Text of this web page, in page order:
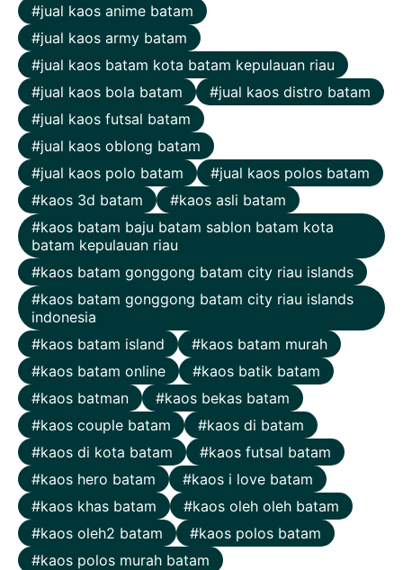
jual kaos anime batam
jual kaos army batam
jual kaos batam kota batam kepulauan riau
jual kaos bola batam
jual kaos distro batam
jual kaos futsal batam
jual kaos oblong batam
jual kaos polo batam
jual kaos polos batam
kaos 3d batam
kaos asli batam
kaos batam baju batam sablon batam kota
batam kepulauan riau
kaos batam gonggong batam city riau islands
kaos batam gonggong batam city riau islands
indonesia
kaos batam island
kaos batam murah
kaos batam online
kaos batik batam
kaos batman
kaos bekas batam
kaos couple batam
kaos di batam
kaos di kota batam
kaos futsal batam
kaos hero batam
kaos i love batam
kaos khas batam
kaos oleh oleh batam
kaos oleh2 batam
kaos polos batam
kaos polos murah batam